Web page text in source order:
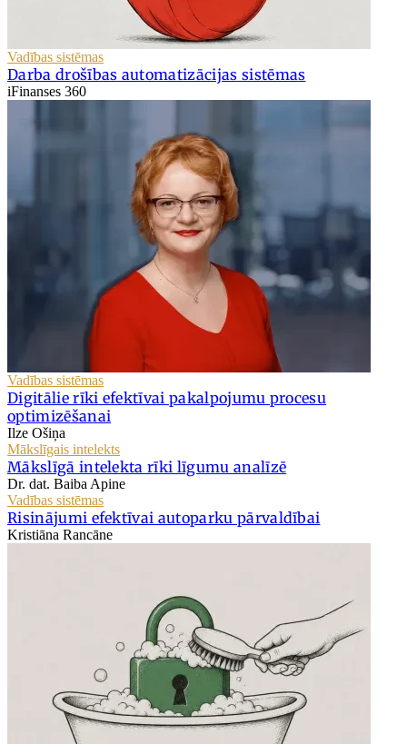
Vadības sistēmas
Darba drošības automatizācijas sistēmas
iFinanses 360
Vadības sistēmas
Digitālie rīki efektīvai pakalpojumu procesu
optimizēšanai
Ilze Ošiņa
Mākslīgais intelekts
Mākslīgā intelekta rīki līgumu analīzē
Dr. dat. Baiba Apine
Vadības sistēmas
Risinājumi efektīvai autoparku pārvaldībai
Kristiāna Rancāne